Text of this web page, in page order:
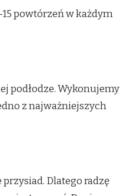
powtórzeń w każdym
podłodze. Wykonujemy
z najważniejszych
Dlatego radzę